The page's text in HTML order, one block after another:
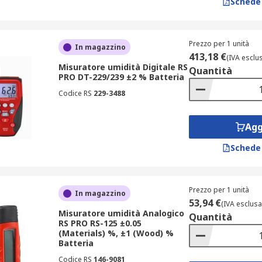
dell’ambiente e dell’applicazione. Considera questi
misurazioni accurate;
con opzioni di consegna rapide ed efficienti, da 1 a
il nostro catalogo completo e scegli l’igrometro
In magazzino
Misuratore umidità Digitale RS
PRO DT-229/239 ±2 % Batteria
Codice RS 229-3488
Prezzo per 1 unità
413,18 €(IVA
Quantità
In magazzino
Misuratore umidità Analogico
RS PRO RS-125 ±0.05
(Materials) %, ±1 (Wood) %
Batteria
Codice RS 146-9081
Prezzo per 1 unità
53,94 €(IVA
Quantità